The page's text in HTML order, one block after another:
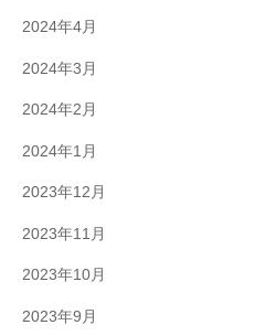
2024年4月
2024年3月
2024年2月
2024年1月
2023年12月
2023年11月
2023年10月
2023年9月